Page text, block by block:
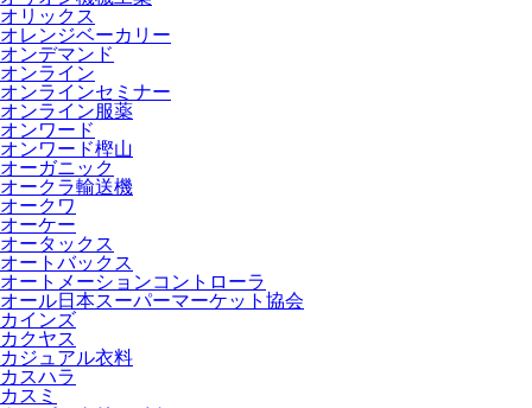
オリックス
オレンジベーカリー
オンデマンド
オンライン
オンラインセミナー
オンライン服薬
オンワード
オンワード樫山
オーガニック
オークラ輸送機
オークワ
オーケー
オータックス
オートバックス
オートメーションコントローラ
オール日本スーパーマーケット協会
カインズ
カクヤス
カジュアル衣料
カスハラ
カスミ